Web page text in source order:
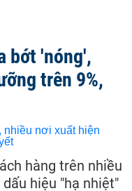
bớt 'nóng',
trên 9%,
hàng trên nhiều
hiệu "hạ nhiệt"